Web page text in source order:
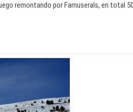
remontando por Farnuserals, en total